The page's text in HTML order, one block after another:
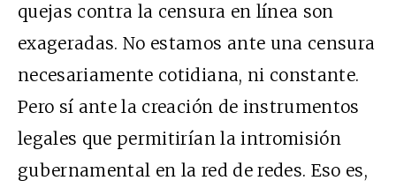
quejas contra la censura en línea son
exageradas. No estamos ante una censura
necesariamente cotidiana, ni constante.
Pero sí ante la creación de instrumentos
legales que permitirían la intromisión
gubernamental en la red de redes. Eso es,